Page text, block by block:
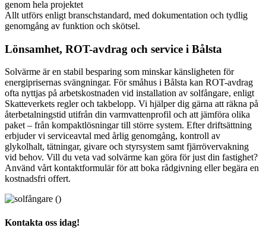
genom hela projektet
Allt utförs enligt branschstandard, med dokumentation och tydlig
genomgång av funktion och skötsel.
Lönsamhet, ROT-avdrag och service i Bålsta
Solvärme är en stabil besparing som minskar känsligheten för
energiprisernas svängningar. För småhus i Bålsta kan ROT-avdrag
ofta nyttjas på arbetskostnaden vid installation av solfångare, enligt
Skatteverkets regler och takbelopp. Vi hjälper dig gärna att räkna på
återbetalningstid utifrån din varmvattenprofil och att jämföra olika
paket – från kompaktlösningar till större system. Efter driftsättning
erbjuder vi serviceavtal med årlig genomgång, kontroll av
glykolhalt, tätningar, givare och styrsystem samt fjärrövervakning
vid behov. Vill du veta vad solvärme kan göra för just din fastighet?
Använd vårt kontaktformulär för att boka rådgivning eller begära en
kostnadsfri offert.
Kontakta oss idag!